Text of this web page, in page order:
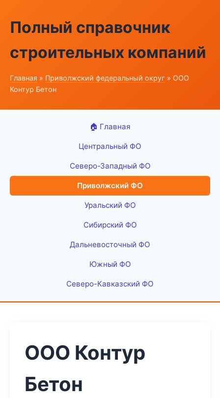
Полный справочник
строительных компаний
Главная » Приволжский федеральный округ » ООО
Контур Бетон
🏠 Главная
Центральный ФО
Северо-Западный ФО
Приволжский ФО
Уральский ФО
Сибирский ФО
Дальневосточный ФО
Южный ФО
Северо-Кавказский ФО
ООО Контур
Бетон